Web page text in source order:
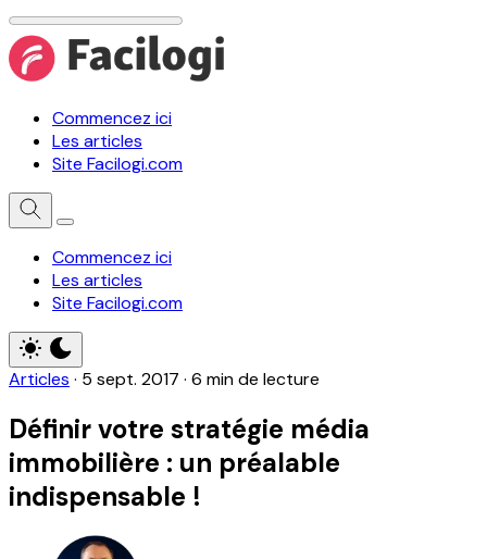
Commencez ici
Les articles
Site Facilogi.com
Commencez ici
Les articles
Site Facilogi.com
Articles · 5 sept. 2017 · 6 min de lecture
Définir votre stratégie média
immobilière : un préalable
indispensable !